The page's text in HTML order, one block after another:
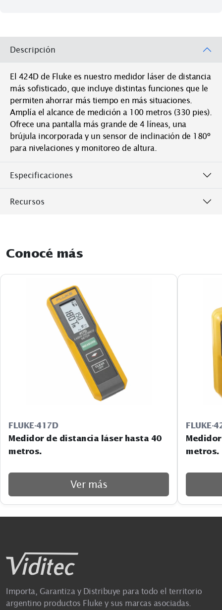
Descripción
El 424D de Fluke es nuestro medidor láser de distancia
más sofisticado, que incluye distintas funciones que le
permiten ahorrar más tiempo en más situaciones.
Amplía el alcance de medición a 100 metros (330 pies).
Ofrece una pantalla más grande de 4 líneas, una
brújula incorporada y un sensor de inclinación de 180º
para nivelaciones y monitoreo de altura.
Especificaciones
Recursos
Conocé más
FLUKE-417D
Medidor de distancia láser hasta 40
metros.
Ver más
FLUKE-
metros.
Importa, Garantiza y Distribuye para todo el territorio
argentino productos Fluke y sus marcas asociadas.